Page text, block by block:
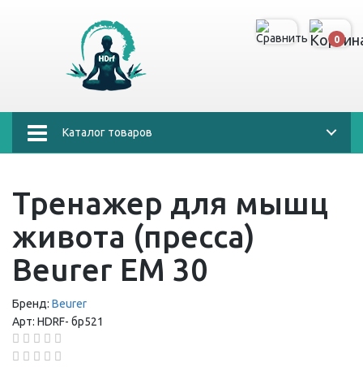
0
Каталог товаров
Тренажер для мышц
живота (пресса)
Beurer EM 30
Бренд: Beurer
Арт: HDRF- бр521